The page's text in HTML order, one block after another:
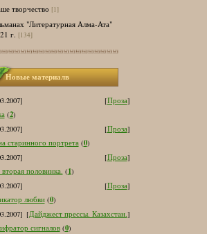
творчество [1]
"Литературная Алма-Ата"
г. [134]
Новые материалв
[Проза]
(2)
[Проза]
старинного портрета (0)
[Проза]
половинка. (1)
[Проза]
любви (0)
[Дайджест прессы. Казахстан.]
сигналов (0)